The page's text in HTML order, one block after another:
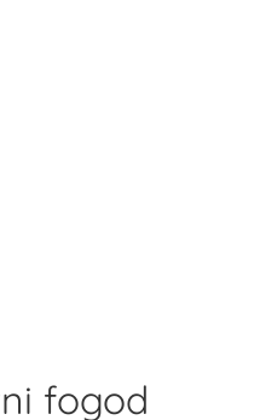
fogod